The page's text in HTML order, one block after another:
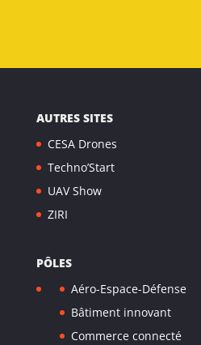
AUTRES SITES
CESA Drones
Techno’Start
UAV Show
ZIRI
PÔLES
Aéro-Espace-Défense
Bâtiment innovant
Commerce connecté